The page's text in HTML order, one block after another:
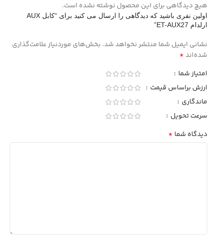
هیچ دیدگاهی برای این محصول نوشته نشده است.
اولین نفری باشید که دیدگاهی را ارسال می کنید برای “کابل AUX
ارلدام ET-AUX27”
نشانی ایمیل شما منتشر نخواهد شد. بخش‌های موردنیاز علامت‌گذاری
شده‌اند*
امتیاز شما
ارزش براساس قیمت
ماندگاری
سرعت تحویل
دیدگاه شما *